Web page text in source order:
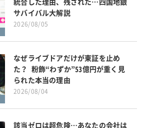
サバイバル大解説
2026/08/05
なぜライブドアだけが東証を止め
た？ 粉飾“わずか”53億円が重く見
られた本当の理由
2026/08/04
該当ゼロは超危険…あなたの会社は